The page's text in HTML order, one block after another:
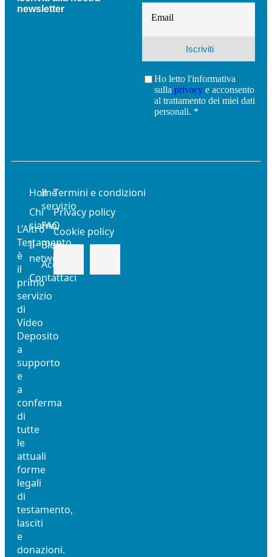
newsletter
Email
Ho letto l'informativa
sulla privacy e acconsento
al trattamento dei miei dati
personali. *
L’Altro
Testamento
è
il
primo
servizio
di
Video
Deposito
a
supporto
e
a
conferma
di
tutte
le
attuali
forme
legali
di
testamento,
lasciti
e
donazioni.
Home
Chi
siamo
Il
network
Contattaci
Il
servizio
FAQ
Blog
Acquista
Termini e condizioni
Privacy policy
Cookie policy